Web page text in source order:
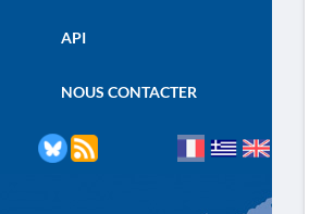
API
NOUS CONTACTER